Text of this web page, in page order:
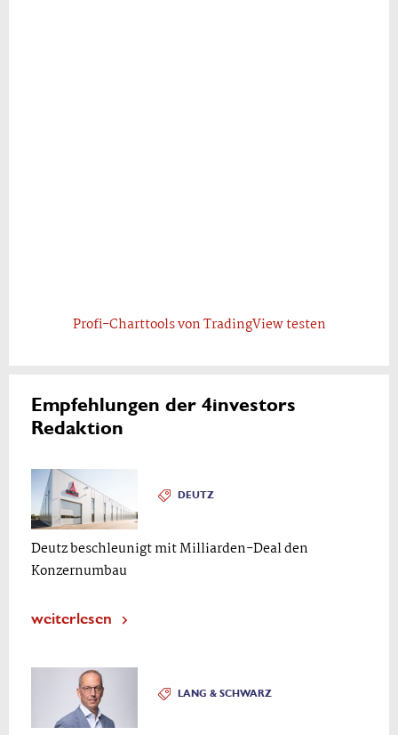
Profi-Charttools von TradingView testen
Empfehlungen der 4investors
Redaktion
DEUTZ
Deutz beschleunigt mit Milliarden-Deal den
Konzernumbau
weiterlesen
LANG & SCHWARZ